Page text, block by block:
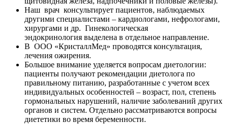
Наш врач консультирует пациентов, наблюдаемых
другими специалистами – кардиологами, нефрологами,
хирургами и др. Гинекологическая
эндокринология выделена в отдельное направление.
В ООО «КристаллМед» проводятся консультация,
лечения ожирения.
Большое внимание уделяется вопросам диетологии:
пациенты получают рекомендации диетолога по
правильному питанию, разработанные с учетом всех
индивидуальных особенностей – возраст, пол, степень
гормональных нарушений, наличие заболеваний других
органов и систем. Отдельно рассматриваются вопросы
диететики во время беременности.